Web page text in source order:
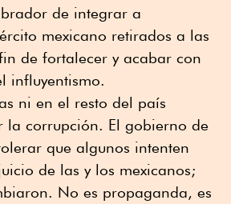
de integrar a
mexicano retirados a las
de fortalecer y acabar con
influyentismo.
ni en el resto del país
la corrupción. El gobierno de
que algunos intenten
de las y los mexicanos;
No es propaganda, es